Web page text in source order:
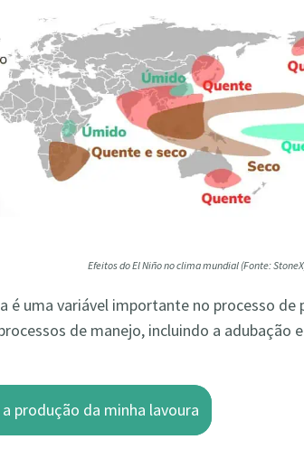
Efeitos do El Niño no clima mundial (Fonte:
é uma variável importante no processo de
de manejo, incluindo a adubação
produção da minha lavoura